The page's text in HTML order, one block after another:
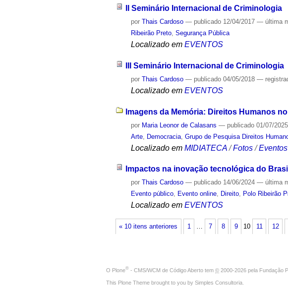
II Seminário Internacional de Criminologia
porThais Cardoso — publicado 12/04/2017— última
Ribeirão Preto,Segurança Pública
Localizado em EVENTOS
III Seminário Internacional de Criminologia
porThais Cardoso — publicado 04/05/2018—
Localizado em EVENTOS
Imagens da Memória: Direitos Humanos
por Maria Leonor de Calasans — publicado 01/07/
Arte Democracia ,Grupo de Pesquisa Direitos
Localizado em MIDIATECA /Fotos /
Impactos na inovação tecnológica do
porThais Cardoso — publicado 14/06/2024— última
Evento público, Evento online, Direito, Polo Ribeirão
Localizado em EVENTOS
« 10 itens anteriores 1 7 8 9 10 11 12
O Plone® - CMS/WCM de Código Aberto tem © 2000-2026 pela Fundação
This Plone Theme brought to you by Simples Consultoria